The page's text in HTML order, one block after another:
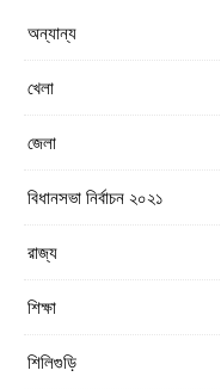
অন্যান্য
খেলা
জেলা
বিধানসভা নির্বাচন ২০২১
রাজ্য
শিক্ষা
শিলিগুড়ি